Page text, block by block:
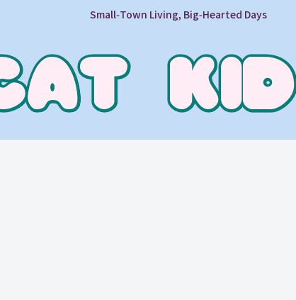
Small‑Town Living, Big‑Hearted Days